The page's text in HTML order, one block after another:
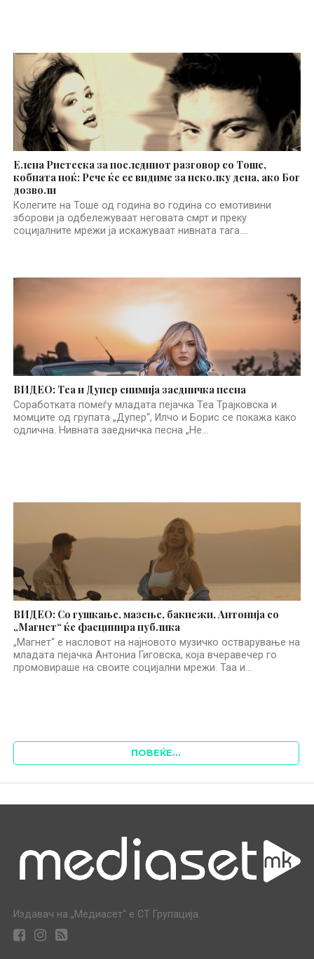
Елена Ристеска за последниот разговор со Тоше,
кобната ноќ: Рече ќе се видиме за неколку дена, ако Бог
дозволи
Колегите на Тоше од година во година со емотивини
зборови ја одбележуваат неговата смрт и преку
социјалните мрежи ја искажуваат нивната тага....
ВИДЕО: Теа и Дупер снимија заедничка песна
Соработката помеѓу младата пејачка Теа Трајковска и
момците од групата „Дупер“, Илчо и Борис се покажа како
одлична. Нивната заедничка песна „Не...
ВИДЕО: Со гушкање, мазење, бакнежи, Антонија со
„Магнет“ ќе фасцинира публика
„Магнет“ е насловот на најновото музичко остварување на
младата пејачка Антониа Гиговска, која вчеравечер го
промовираше на своите социјални мрежи. Таа и...
ПОВЕЌЕ...
Издавач на „Медиасет“ е СТ Групација.